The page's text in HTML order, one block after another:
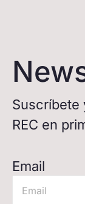
Suscríbete
REC en
Email